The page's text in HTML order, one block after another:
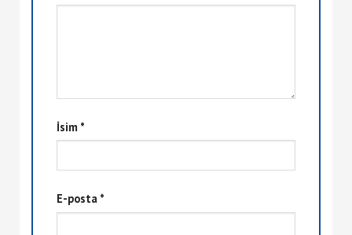
İsim *
E-posta *